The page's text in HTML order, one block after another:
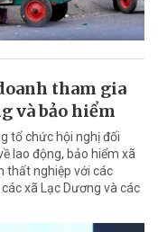
tham gia
và bảo hiểm
tổ chức hội nghị đối
lao động, bảo hiểm xã
thất nghiệp với các
xã Lạc Dương và các